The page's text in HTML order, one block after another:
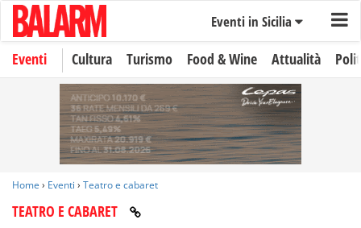
Eventi in Sicilia
Eventi Cultura Turismo Food & Wine Attualità
Home › Eventi › Teatro e cabaret
TEATRO E CABARET